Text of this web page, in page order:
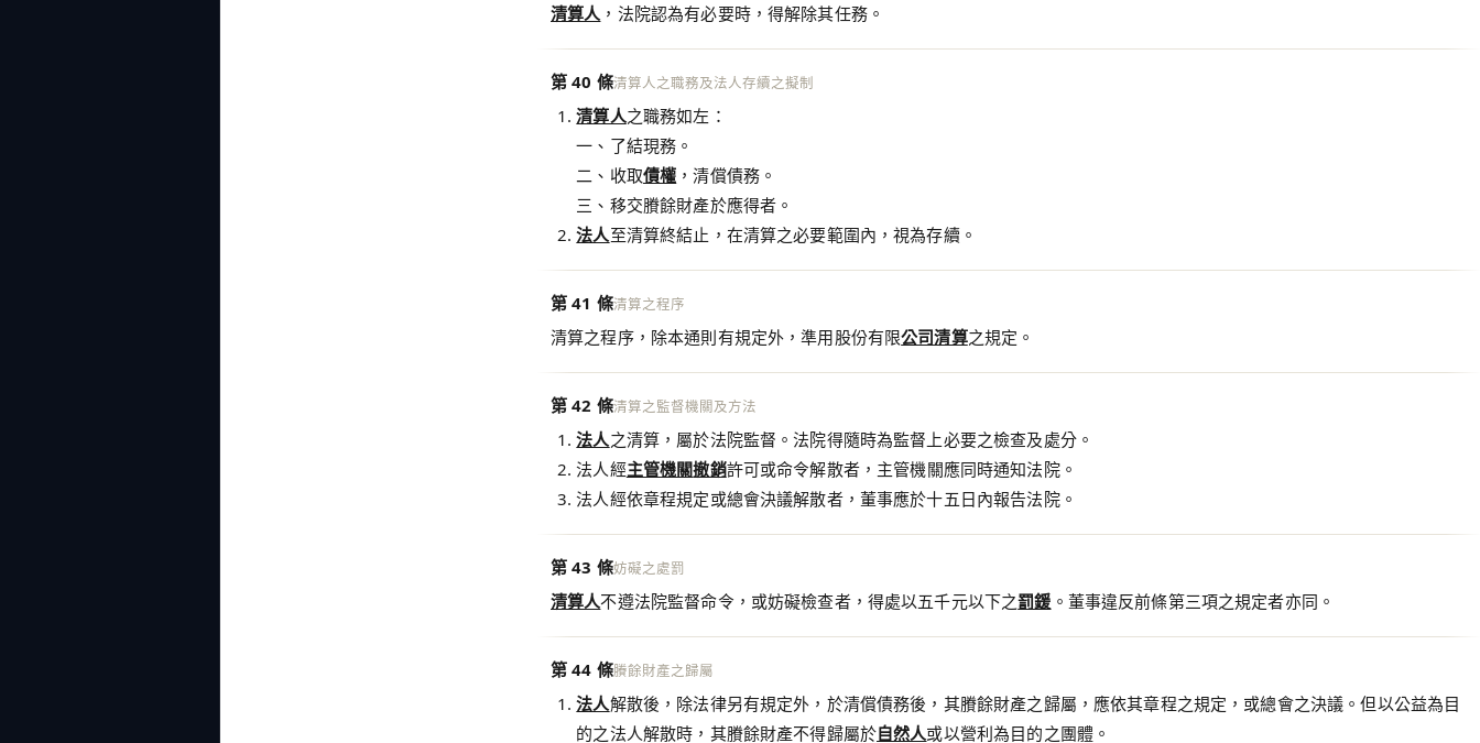
清算人，法院認為有必要時，得解除其任務。
第 40 條清算人之職務及法人存續之擬制
清算人之職務如左：
一、了結現務。
二、收取債權 ，清償債務。
三、移交賸餘財產於應得者。
法人至清算終結止，在清算之必要範圍內，視為存續。
第 41 條清算之程序
清算之程序，除本通則有規定外，準用股份有限公司清算之規定。
第 42 條清算之監督機關及方法
法人之清算，屬於法院監督。法院得隨時為監督上必要之檢查及處分。
法人經主管機關撤銷許可或命令解散者，主管機關應同時通知法院。
法人經依章程規定或總會決議解散者，董事應於十五日內報告法院。
第 43 條妨礙之處罰
清算人不遵法院監督命令，或妨礙檢查者，得處以五千元以下之罰鍰 。董事違反前條第三項之規定者亦同。
第 44 條賸餘財產之歸屬
法人解散後，除法律另有規定外，於清償債務後，其賸餘財產之歸屬，應依其章程之規定，或總會之決議。但以公益為目
的之法人解散時，其賸餘財產不得歸屬於自然人或以營利為目的之團體。